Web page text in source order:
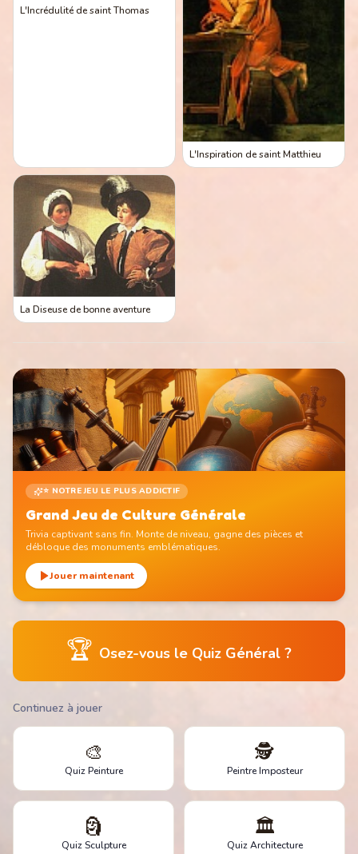
L'Incrédulité de saint Thomas
L'Inspiration de saint Matthieu
La Diseuse de bonne aventure
⭐ NOTRE JEU LE PLUS ADDICTIF
Grand Jeu de Culture Générale
Trivia captivant sans fin. Monte de niveau, gagne des pièces et
débloque des monuments emblématiques.
Jouer maintenant
🏆 Osez-vous le Quiz Général ?
Continuez à jouer
🎨
Quiz Peinture
🕵️
Peintre Imposteur
🗿
Quiz Sculpture
🏛️
Quiz Architecture